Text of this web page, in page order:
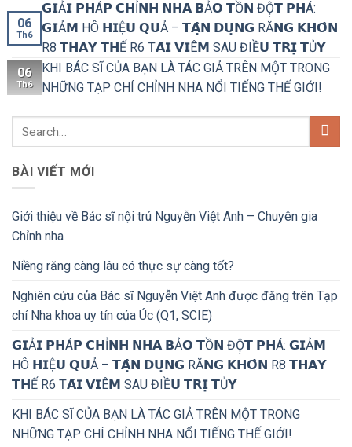
06
Th6
𝗚𝗜Ả𝗜 𝗣𝗛Á𝗣 𝗖𝗛Ỉ𝗡𝗛 𝗡𝗛𝗔 𝗕Ả𝗢 𝗧Ồ𝗡 ĐỘ̣𝗧 𝗣𝗛Á:
𝗚𝗜Ả𝗠 HÔ 𝗛𝗜Ệ𝗨 𝗤𝗨Ả – 𝗧𝗔̣̂𝗡 𝗗𝗨̣𝗡𝗚 RĂ𝗡𝗚 𝗞𝗛𝗢̂𝗡
R8 𝗧𝗛𝗔𝗬 𝗧𝗛Ế R6 Ṭ𝗔́𝗜 𝗩𝗜Ê𝗠 SAU ĐIỀ𝗨 𝗧𝗥𝗜̣ 𝗧Ủ𝗬
06
Th6
KHI BÁC SĨ CỦA BẠN LÀ TÁC GIẢ TRÊN MỘT TRONG
NHỮNG TẠP CHÍ CHỈNH NHA NỔI TIẾNG THẾ GIỚI!
BÀI VIẾT MỚI
Giới thiệu về Bác sĩ nội trú Nguyễn Việt Anh – Chuyên gia
Chỉnh nha
Niềng răng càng lâu có thực sự càng tốt?
Nghiên cứu của Bác sĩ Nguyễn Việt Anh được đăng trên Tạp
chí Nha khoa uy tín của Úc (Q1, SCIE)
𝗚𝗜Ả𝗜 𝗣𝗛Á𝗣 𝗖𝗛Ỉ𝗡𝗛 𝗡𝗛𝗔 𝗕Ả𝗢 𝗧Ồ𝗡 ĐỘ̣𝗧 𝗣𝗛Á: 𝗚𝗜Ả𝗠
HÔ 𝗛𝗜Ệ𝗨 𝗤𝗨Ả – 𝗧𝗔̣̂𝗡 𝗗𝗨̣𝗡𝗚 RĂ𝗡𝗚 𝗞𝗛𝗢̂𝗡 R8 𝗧𝗛𝗔𝗬
𝗧𝗛Ế R6 Ṭ𝗔́𝗜 𝗩𝗜Ê𝗠 SAU ĐIỀ𝗨 𝗧𝗥𝗜̣ 𝗧Ủ𝗬
KHI BÁC SĨ CỦA BẠN LÀ TÁC GIẢ TRÊN MỘT TRONG
NHỮNG TẠP CHÍ CHỈNH NHA NỔI TIẾNG THẾ GIỚI!